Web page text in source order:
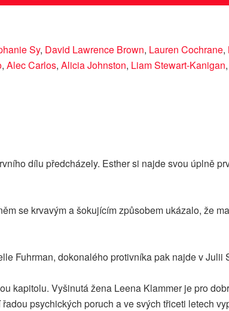
Sy, David Lawrence Brown, Lauren Cochrane,
, Alec Carlos, Alicia Johnston, Liam Stewart-Kanigan,
dílu předcházely. Esther si najde svou úplně
se krvavým a šokujícím způsobem ukázalo, že
Fuhrman, dokonalého protivníka pak najde v Julii
kapitolu. Vyšinutá žena Leena Klammer je pro
psychických poruch a ve svých třiceti letech